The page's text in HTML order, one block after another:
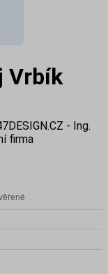
Vrbík
- Ing.
firma